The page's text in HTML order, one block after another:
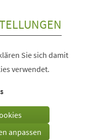
Sie sich damit
verwendet.
anpassen